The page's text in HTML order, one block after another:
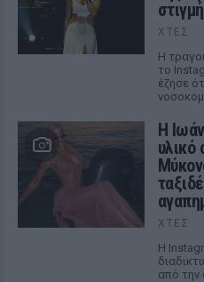
ΧΤΕΣ
Η
το
έζησε
Η
υλικό
ΧΤΕΣ
Η
από την